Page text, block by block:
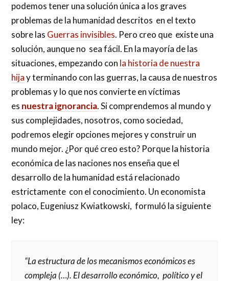
podemos tener una solución única a los graves
problemas de la humanidad descritos en el texto
sobre las Guerras invisibles. Pero creo que existe una
solución, aunque no sea fácil. En la mayoría de las
situaciones, empezando con la historia de nuestra
hijay terminando con las guerras, la causa de nuestros
problemas y lo que nos convierte en víctimas
es nuestra ignorancia. Si comprendemos al mundo y
sus complejidades, nosotros, como sociedad,
podremos elegir opciones mejores y construir un
mundo mejor. ¿Por qué creo esto? Porque la historia
económica de las naciones nos enseña que el
desarrollo de la humanidad está relacionado
estrictamente con el conocimiento. Un economista
polaco, Eugeniusz Kwiatkowski, formuló la siguiente
ley:
“La estructura de los mecanismos económicos es
compleja (…). El desarrollo económico, político y el